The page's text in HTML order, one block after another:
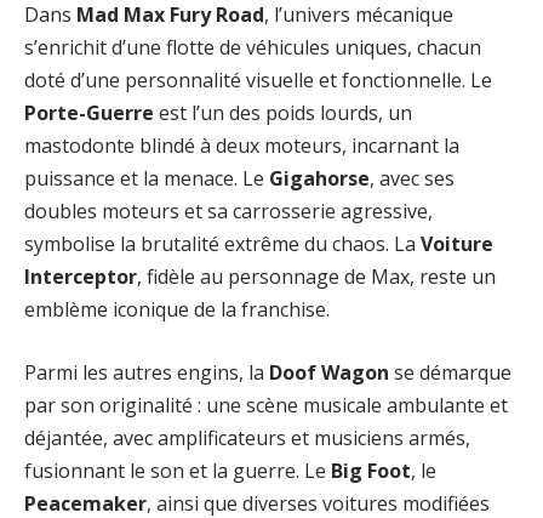
Dans Mad Max Fury Road, l’univers mécanique
s’enrichit d’une flotte de véhicules uniques, chacun
doté d’une personnalité visuelle et fonctionnelle. Le
Porte-Guerre est l’un des poids lourds, un
mastodonte blindé à deux moteurs, incarnant la
puissance et la menace. Le Gigahorse, avec ses
doubles moteurs et sa carrosserie agressive,
symbolise la brutalité extrême du chaos. La Voiture
Interceptor, fidèle au personnage de Max, reste un
emblème iconique de la franchise.
Parmi les autres engins, la Doof Wagon se démarque
par son originalité : une scène musicale ambulante et
déjantée, avec amplificateurs et musiciens armés,
fusionnant le son et la guerre. Le Big Foot, le
Peacemaker, ainsi que diverses voitures modifiées